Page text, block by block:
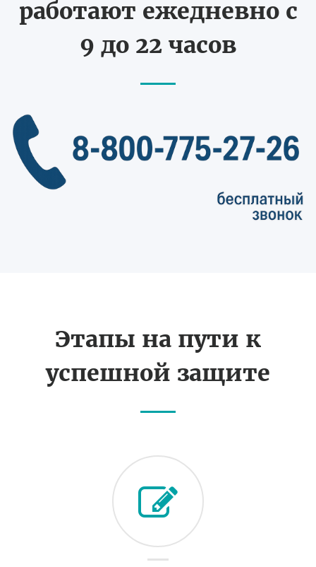
работают ежедневно с
9 до 22 часов
Этапы на пути к
успешной защите